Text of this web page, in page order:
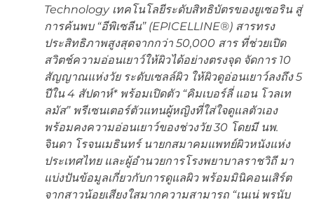
Technology เทคโนโลยีระดับสิทธิบัตรของยูเซอริน สู่
การค้นพบ “อีพิเซลีน” (EPICELLINE®) สารทรง
ประสิทธิภาพสูงสุดจากกว่า 50,000 สาร ที่ช่วยเปิด
สวิตช์ความอ่อนเยาว์ให้ผิวได้อย่างตรงจุด จัดการ 10
สัญญาณแห่งวัย ระดับเซลล์ผิว ให้ผิวดูอ่อนเยาว์ลงถึง 5
ปีใน 4 สัปดาห์* พร้อมเปิดตัว “คิมเบอร์ลี่ แอน โวลเท
ลมัส”พรีเซนเตอร์ตัวแทนผู้หญิงที่ใส่ใจดูแลตัวเอง
พร้อมคงความอ่อนเยาว์ของช่วงวัย30 โดยมี นพ.
จินดา โรจนเมธินทร์ นายกสมาคมแพทย์ผิวหนังแห่ง
ประเทศไทย และผู้อำนวยการโรงพยาบาลราชวิถี มา
แบ่งปันข้อมูลเกี่ยวกับการดูแลผิว พร้อมมินิคอนเสิร์ต
จากสาวน้อยเสียงใสมากความสามารถ “เนเน่ พรนับ